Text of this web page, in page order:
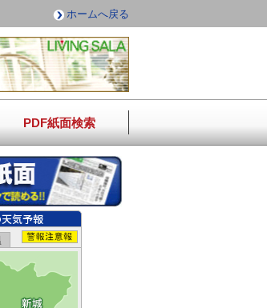
ホームへ戻る
PDF紙面検索